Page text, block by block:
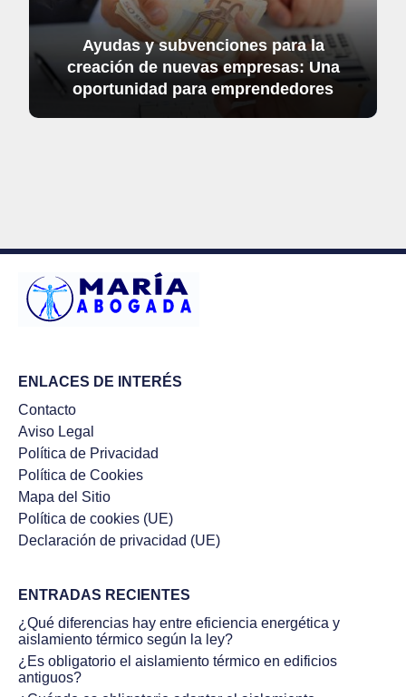
Ayudas y subvenciones para la
creación de nuevas empresas: Una
oportunidad para emprendedores
ENLACES DE INTERÉS
Contacto
Aviso Legal
Política de Privacidad
Política de Cookies
Mapa del Sitio
Política de cookies (UE)
Declaración de privacidad (UE)
ENTRADAS RECIENTES
¿Qué diferencias hay entre eficiencia energética y
aislamiento térmico según la ley?
¿Es obligatorio el aislamiento térmico en edificios
antiguos?